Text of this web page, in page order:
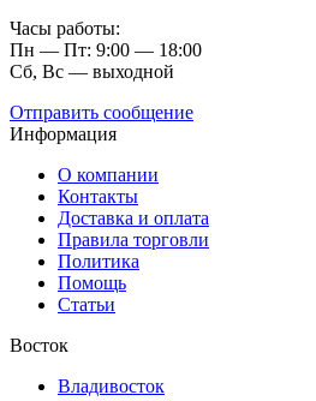
Часы работы:
Пн — Пт: 9:00 — 18:00
Сб, Вc — выходной
Отправить сообщение
Информация
О компании
Контакты
Доставка и оплата
Правила торговли
Политика
Помощь
Статьи
Восток
Владивосток